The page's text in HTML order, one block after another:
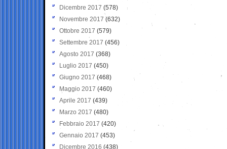
Dicembre 2017 (578)
Novembre 2017 (632)
Ottobre 2017 (579)
Settembre 2017 (456)
Agosto 2017 (368)
Luglio 2017 (450)
Giugno 2017 (468)
Maggio 2017 (460)
Aprile 2017 (439)
Marzo 2017 (480)
Febbraio 2017 (420)
Gennaio 2017 (453)
Dicembre 2016 (438)